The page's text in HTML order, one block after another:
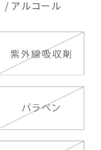
/ アルコール